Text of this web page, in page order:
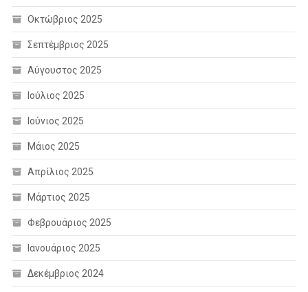
Οκτώβριος 2025
Σεπτέμβριος 2025
Αύγουστος 2025
Ιούλιος 2025
Ιούνιος 2025
Μάιος 2025
Απρίλιος 2025
Μάρτιος 2025
Φεβρουάριος 2025
Ιανουάριος 2025
Δεκέμβριος 2024